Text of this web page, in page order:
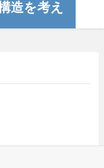
造を考え